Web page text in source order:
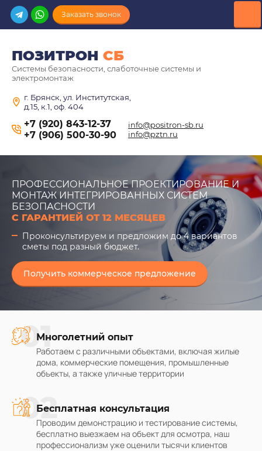
Заказать звонок
ПОЗИТРОН СБ
Системы безопасности, слаботочные системы и
электромонтаж
г. Брянск, ул. Институтская,
д.15, к.1, оф. 404
+7 (920) 843-12-37
+7 (906) 500-30-90
info@positron-sb.ru
info@pztn.ru
ПРОФЕССИОНАЛЬНОЕ ПРОЕКТИРОВАНИЕ И
МОНТАЖ ИНТЕГРИРОВАННЫХ СИСТЕМ
БЕЗОПАСНОСТИ
С ГАРАНТИЕЙ ОТ 12 МЕСЯЦЕВ
Проконсультируем и предложим до 4 вариантов
сметы под разный бюджет.
Получить коммерческое предложение
01Многолетний опыт
Работаем с различными объектами, включая жилые
дома, коммерческие помещения, промышленные
объекты, а также уличные территории
02
Бесплатная консультация
Проводим демонстрацию и тестирование системы,
бесплатно выезжаем на объект для осмотра, наш
профессионализм уже оценили тысячи клиентов